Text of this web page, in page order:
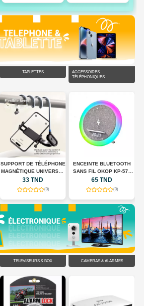
TABLETTES
ACCESSOIRES
TÉLÉPHONIQUES
SUPPORT DE TÉLÉPHONE
MAGNÉTIQUE UNIVERSEL
POUR TOUR DE COU
FLEXIBLE
33 TND
(0)
ENCEINTE BLUETOOTH
SANS FIL OKOP KP-577
AVEC CHARGEUR SANS
FIL, HORLOGE LED ET
ÉCLAIRAGE RGB
65 TND
(0)
TÉLÉVISEURS & BOX CAMÉRAS & ALARMES